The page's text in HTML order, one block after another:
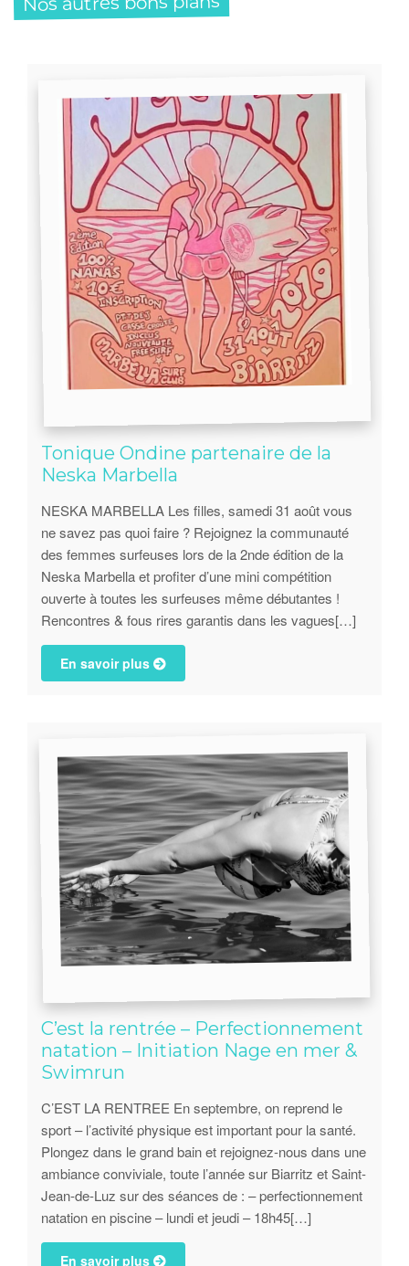
Tonique Ondine partenaire de la
Neska Marbella
NESKA MARBELLA Les filles, samedi 31 août vous
ne savez pas quoi faire ? Rejoignez la communauté
des femmes surfeuses lors de la 2nde édition de la
Neska Marbella et profiter d’une mini compétition
ouverte à toutes les surfeuses même débutantes !
Rencontres & fous rires garantis dans les vagues[…]
En savoir plus
C’est la rentrée – Perfectionnement
natation – Initiation Nage en mer &
Swimrun
C’EST LA RENTREE En septembre, on reprend le
sport – l’activité physique est important pour la santé.
Plongez dans le grand bain et rejoignez-nous dans une
ambiance conviviale, toute l’année sur Biarritz et Saint-
Jean-de-Luz sur des séances de : – perfectionnement
natation en piscine – lundi et jeudi – 18h45[…]
En savoir plus